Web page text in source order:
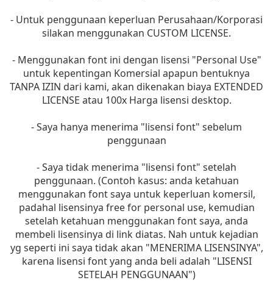
- Untuk penggunaan keperluan Perusahaan/Korporasi
silakan menggunakan CUSTOM LICENSE.
- Menggunakan font ini dengan lisensi "Personal Use"
untuk kepentingan Komersial apapun bentuknya
TANPA IZIN dari kami, akan dikenakan biaya EXTENDED
LICENSE atau 100x Harga lisensi desktop.
- Saya hanya menerima "lisensi font" sebelum
penggunaan
- Saya tidak menerima "lisensi font" setelah
penggunaan. (Contoh kasus: anda ketahuan
menggunakan font saya untuk keperluan komersil,
padahal lisensinya free for personal use, kemudian
setelah ketahuan menggunakan font saya, anda
membeli lisensinya di link diatas. Nah untuk kejadian
yg seperti ini saya tidak akan "MENERIMA LISENSINYA",
karena lisensi font yang anda beli adalah "LISENSI
SETELAH PENGGUNAAN")